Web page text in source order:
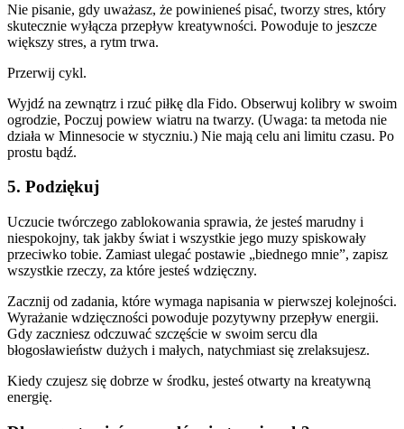
Nie pisanie, gdy uważasz, że powinieneś pisać, tworzy stres, który
skutecznie wyłącza przepływ kreatywności. Powoduje to jeszcze
większy stres, a rytm trwa.
Przerwij cykl.
Wyjdź na zewnątrz i rzuć piłkę dla Fido. Obserwuj kolibry w swoim
ogrodzie, Poczuj powiew wiatru na twarzy. (Uwaga: ta metoda nie
działa w Minnesocie w styczniu.) Nie mają celu ani limitu czasu. Po
prostu bądź.
5. Podziękuj
Uczucie twórczego zablokowania sprawia, że jesteś marudny i
niespokojny, tak jakby świat i wszystkie jego muzy spiskowały
przeciwko tobie. Zamiast ulegać postawie „biednego mnie”, zapisz
wszystkie rzeczy, za które jesteś wdzięczny.
Zacznij od zadania, które wymaga napisania w pierwszej kolejności.
Wyrażanie wdzięczności powoduje pozytywny przepływ energii.
Gdy zaczniesz odczuwać szczęście w swoim sercu dla
błogosławieństw dużych i małych, natychmiast się zrelaksujesz.
Kiedy czujesz się dobrze w środku, jesteś otwarty na kreatywną
energię.